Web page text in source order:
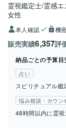
霊視鑑定士/霊感
女性
本人確認 機
販売実績6,357評
納品ごとの予算目
占い
スピリチュアル鑑
悩み相談・カウン
48時間以内に霊